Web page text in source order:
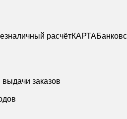
расчётКАРТА
выдачи заказов